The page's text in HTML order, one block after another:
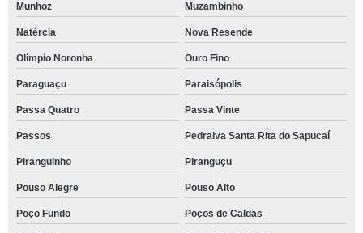
Munhoz Muzambinho
Natércia Nova Resende
Olímpio Noronha Ouro Fino
Paraguaçu Paraisópolis
Passa Quatro Passa Vinte
Passos Pedralva Santa Rita do Sapucaí
Piranguinho Piranguçu
Pouso Alegre Pouso Alto
Poço Fundo Poços de Caldas